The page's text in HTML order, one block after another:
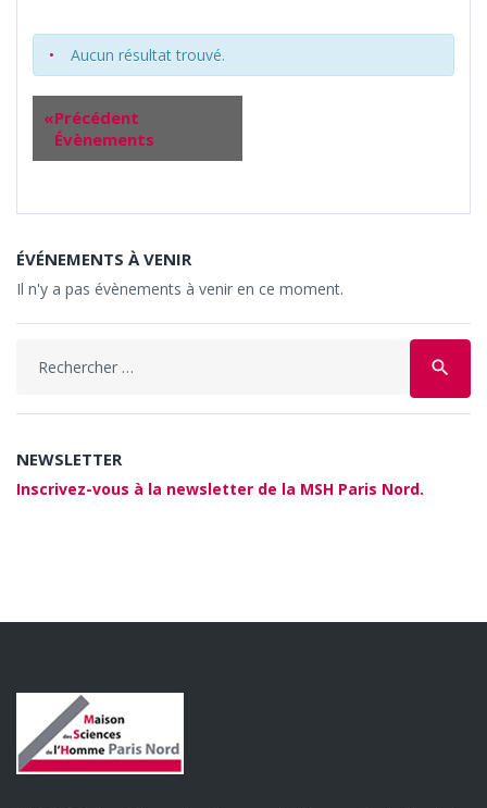
Aucun résultat trouvé.
«Précédent
Évènements
ÉVÉNEMENTS À VENIR
Il n'y a pas évènements à venir en ce moment.
search
NEWSLETTER
Inscrivez-vous à la newsletter de la MSH Paris Nord.